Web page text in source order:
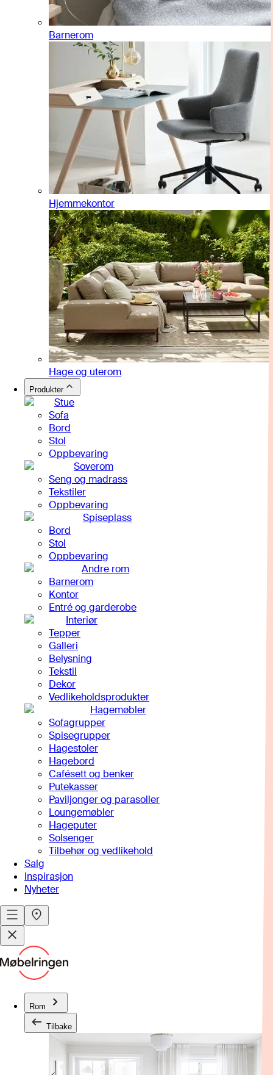
Barnerom
Hjemmekontor
Hage og uterom
Produkter
Stue
Sofa
Bord
Stol
Oppbevaring
Soverom
Seng og madrass
Tekstiler
Oppbevaring
Spiseplass
Bord
Stol
Oppbevaring
Andre rom
Barnerom
Kontor
Entré og garderobe
Interiør
Tepper
Galleri
Belysning
Tekstil
Dekor
Vedlikeholdsprodukter
Hagemøbler
Sofagrupper
Spisegrupper
Hagestoler
Hagebord
Cafésett og benker
Putekasser
Paviljonger og parasoller
Loungemøbler
Hageputer
Solsenger
Tilbehør og vedlikehold
Salg
Inspirasjon
Nyheter
Rom
Tilbake